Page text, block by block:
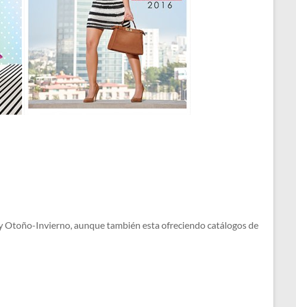
Otoño-Invierno, aunque también esta ofreciendo catálogos de